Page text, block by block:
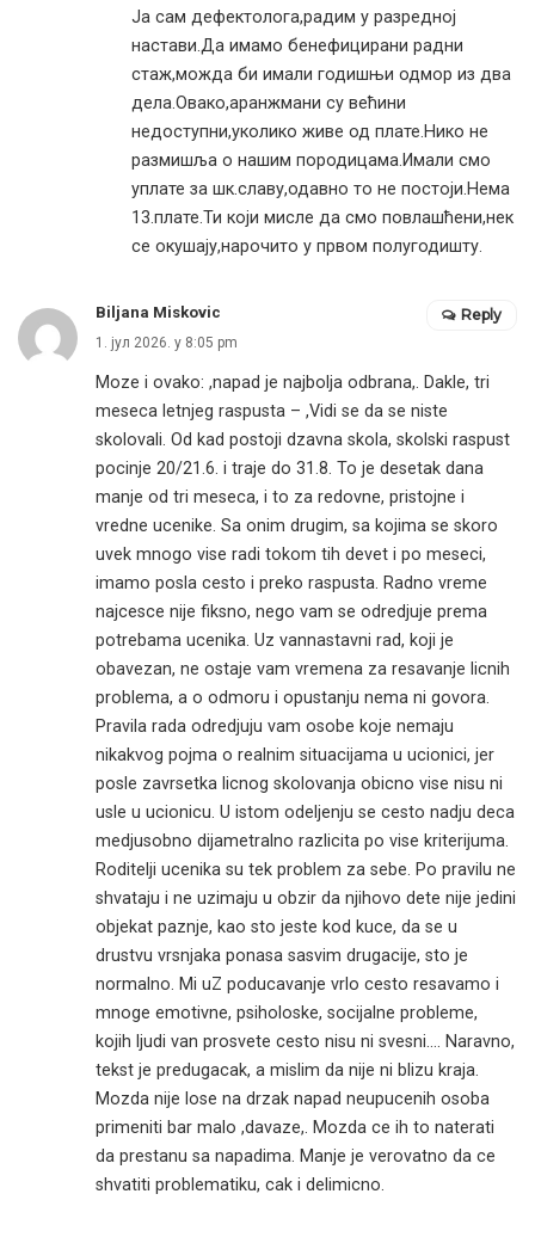
Ја сам дефектолога,радим у разредној
настави.Да имамо бенефицирани радни
стаж,можда би имали годишњи одмор из два
дела.Овако,аранжмани су већини
недоступни,уколико живе од плате.Нико не
размишља о нашим породицама.Имали смо
уплате за шк.славу,одавно то не постоји.Нема
13.плате.Ти који мисле да смо повлашћени,нек
се окушају,нарочито у првом полугодишту.
Biljana Miskovic
1. јул 2026. у 8:05 pm
Moze i ovako: ,napad je najbolja odbrana,. Dakle, tri
meseca letnjeg raspusta – ,Vidi se da se niste
skolovali. Od kad postoji dzavna skola, skolski raspust
pocinje 20/21.6. i traje do 31.8. To je desetak dana
manje od tri meseca, i to za redovne, pristojne i
vredne ucenike. Sa onim drugim, sa kojima se skoro
uvek mnogo vise radi tokom tih devet i po meseci,
imamo posla cesto i preko raspusta. Radno vreme
najcesce nije fiksno, nego vam se odredjuje prema
potrebama ucenika. Uz vannastavni rad, koji je
obavezan, ne ostaje vam vremena za resavanje licnih
problema, a o odmoru i opustanju nema ni govora.
Pravila rada odredjuju vam osobe koje nemaju
nikakvog pojma o realnim situacijama u ucionici, jer
posle zavrsetka licnog skolovanja obicno vise nisu ni
usle u ucionicu. U istom odeljenju se cesto nadju deca
medjusobno dijametralno razlicita po vise kriterijuma.
Roditelji ucenika su tek problem za sebe. Po pravilu ne
shvataju i ne uzimaju u obzir da njihovo dete nije jedini
objekat paznje, kao sto jeste kod kuce, da se u
drustvu vrsnjaka ponasa sasvim drugacije, sto je
normalno. Mi uZ poducavanje vrlo cesto resavamo i
mnoge emotivne, psiholoske, socijalne probleme,
kojih ljudi van prosvete cesto nisu ni svesni…. Naravno,
tekst je predugacak, a mislim da nije ni blizu kraja.
Mozda nije lose na drzak napad neupucenih osoba
primeniti bar malo ,davaze,. Mozda ce ih to naterati
da prestanu sa napadima. Manje je verovatno da ce
shvatiti problematiku, cak i delimicno.
Reply